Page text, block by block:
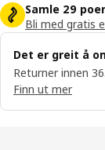
Samle 29
Bli med gratis
Det er greit å
Returner innen
Finn ut mer